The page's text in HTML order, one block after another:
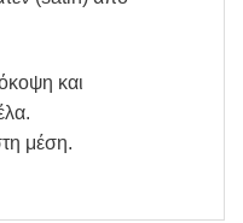
και
μέση.